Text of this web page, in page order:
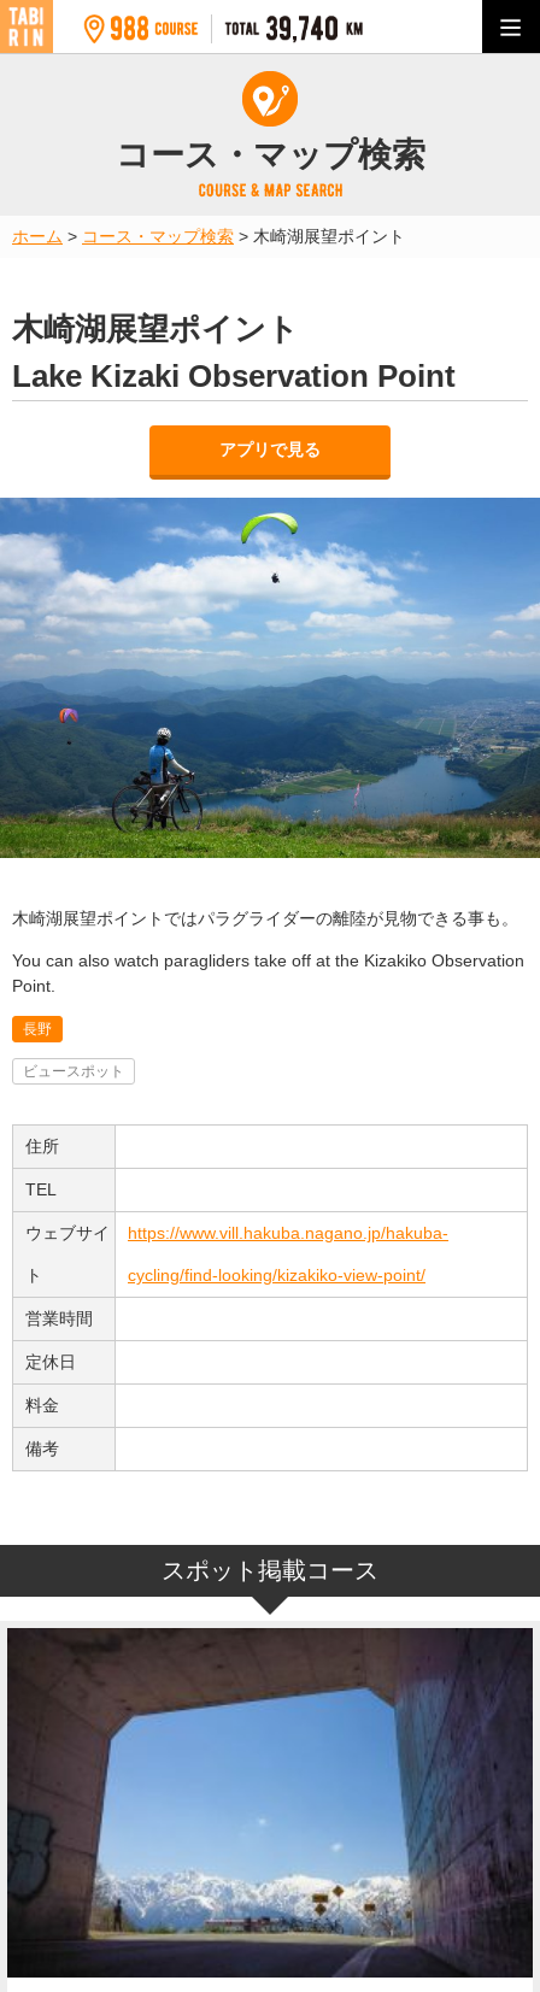
コース・マップ検索
ホーム > コース・マップ検索 > 木崎湖展望ポイント
木崎湖展望ポイント
Lake Kizaki Observation Point
アプリで見る
木崎湖展望ポイントではパラグライダーの離陸が見物できる事も。
You can also watch paragliders take off at the Kizakiko Observation
Point.
長野
ビュースポット
住所
TEL
ウェブサイ
ト
https://www.vill.hakuba.nagano.jp/hakuba-
cycling/find-looking/kizakiko-view-point/
営業時間
定休日
料金
備考
スポット掲載コース